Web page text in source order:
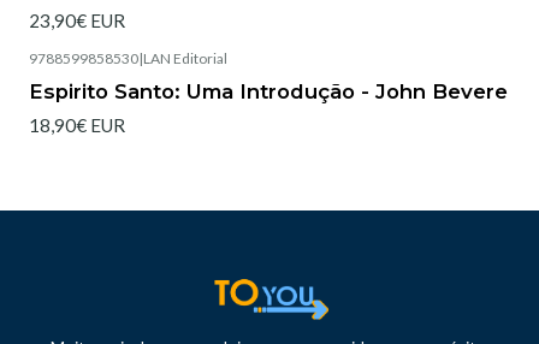
23,90€ EUR
9788599858530|LAN Editorial
Espirito Santo: Uma Introdução - John Bevere
18,90€ EUR